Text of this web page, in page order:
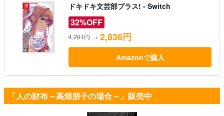
ドキドキ文芸部プラス! - Switch
32%OFF
4,201円 → 2,836円
Amazonで購入
「人の財布～高畑朋子の場合～」販売中